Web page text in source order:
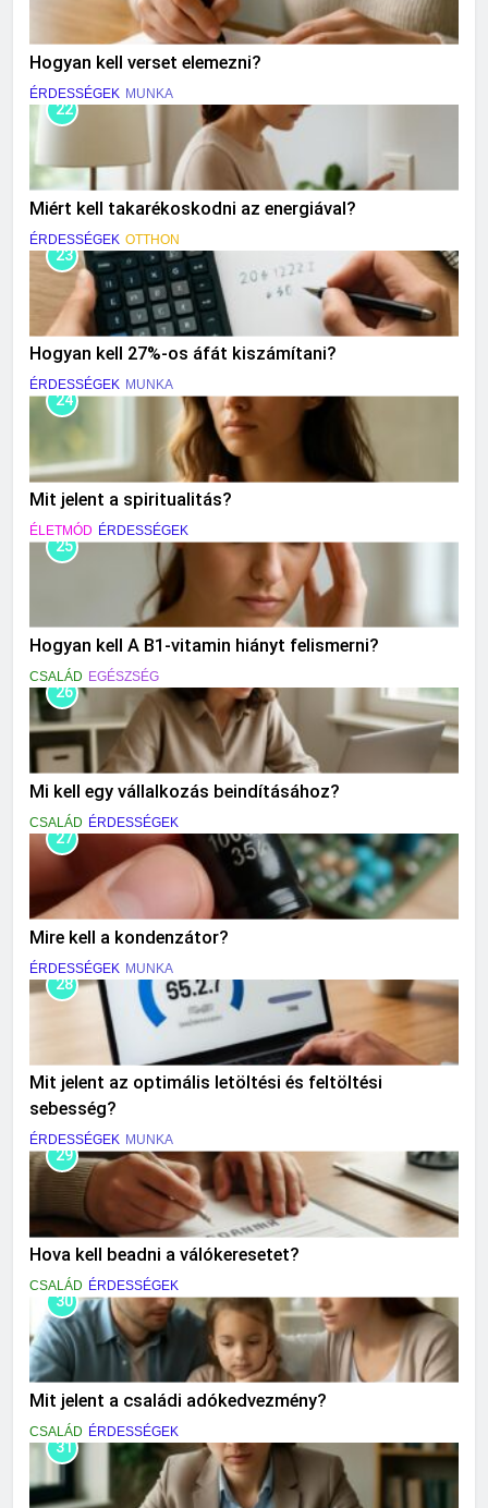
Hogyan kell verset elemezni?
ÉRDESSÉGEK MUNKA
22
Miért kell takarékoskodni az energiával?
ÉRDESSÉGEK OTTHON
23
Hogyan kell 27%-os áfát kiszámítani?
ÉRDESSÉGEK MUNKA
24
Mit jelent a spiritualitás?
ÉLETMÓD ÉRDESSÉGEK
25
Hogyan kell A B1-vitamin hiányt felismerni?
CSALÁD EGÉSZSÉG
26
Mi kell egy vállalkozás beindításához?
CSALÁD ÉRDESSÉGEK
27
Mire kell a kondenzátor?
ÉRDESSÉGEK MUNKA
28
Mit jelent az optimális letöltési és feltöltési
sebesség?
ÉRDESSÉGEK MUNKA
29
Hova kell beadni a válókeresetet?
CSALÁD ÉRDESSÉGEK
30
Mit jelent a családi adókedvezmény?
CSALÁD ÉRDESSÉGEK
31